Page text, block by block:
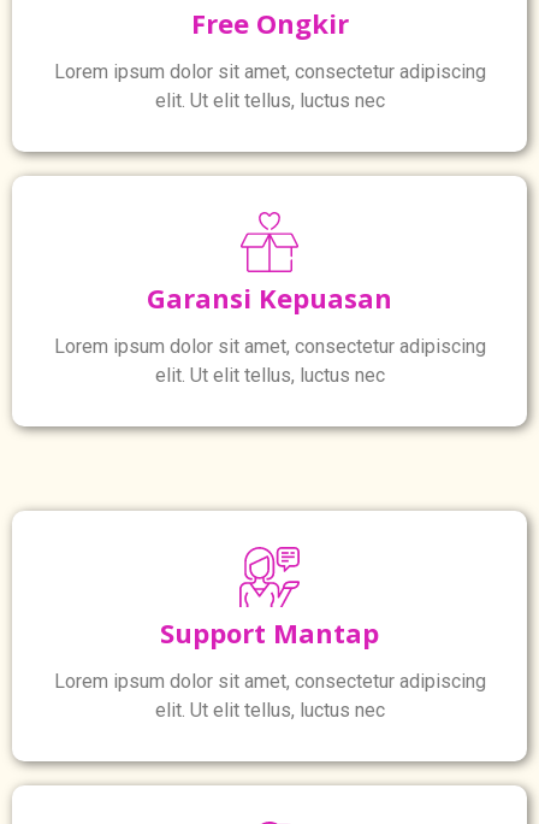
Support Mantap
Lorem ipsum dolor sit amet, consectetur adipiscing
elit. Ut elit tellus, luctus nec
Free Ongkir
Lorem ipsum dolor sit amet, consectetur adipiscing
elit. Ut elit tellus, luctus nec
Garansi Kepuasan
Lorem ipsum dolor sit amet, consectetur adipiscing
elit. Ut elit tellus, luctus nec